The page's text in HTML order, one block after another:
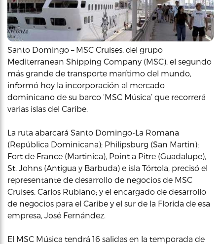
Santo Domingo – MSC Cruises, del grupo
Mediterranean Shipping Company (MSC), el segundo
más grande de transporte marítimo del mundo,
informó hoy la incorporación al mercado
dominicano de su barco ‘MSC Música’ que recorrerá
varias islas del Caribe.
La ruta abarcará Santo Domingo-La Romana
(República Dominicana); Philipsburg (San Martin);
Fort de France (Martinica), Point a Pitre (Guadalupe),
St. Johns (Antigua y Barbuda) e isla Tórtola, precisó el
representante de desarrollo de negocios de MSC
Cruises, Carlos Rubiano; y el encargado de desarrollo
de negocios para el Caribe y el sur de la Florida de esa
empresa, José Fernández.
El MSC Música tendrá 16 salidas en la temporada de